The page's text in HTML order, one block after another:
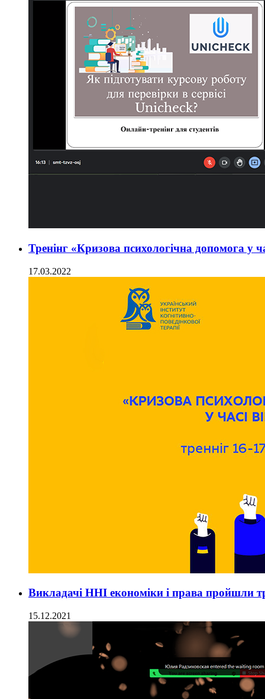
Тренінг «Кризова психологічна допомога у
17.03.2022
Викладачі ННІ економіки і права пройшли
15.12.2021